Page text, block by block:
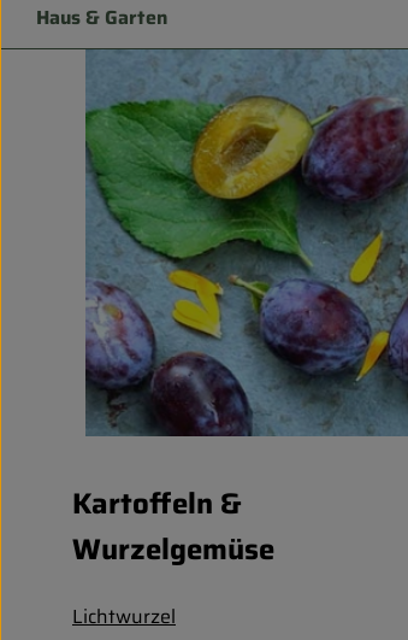
Haus & Garten
Kartoffeln &
Wurzelgemüse
Lichtwurzel